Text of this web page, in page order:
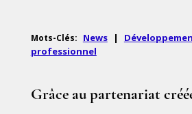
Mots-Clés: News |
professionnel
Grâce au partenariat